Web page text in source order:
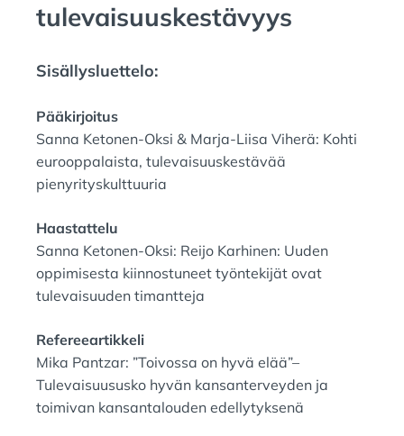
tulevaisuuskestävyys
Sisällysluettelo:
Pääkirjoitus
Sanna Ketonen-Oksi & Marja-Liisa Viherä: Kohti
eurooppalaista, tulevaisuuskestävää
pienyrityskulttuuria
Haastattelu
Sanna Ketonen-Oksi: Reijo Karhinen: Uuden
oppimisesta kiinnostuneet työntekijät ovat
tulevaisuuden timantteja
Refereeartikkeli
Mika Pantzar: ”Toivossa on hyvä elää”–
Tulevaisuususko hyvän kansanterveyden ja
toimivan kansantalouden edellytyksenä